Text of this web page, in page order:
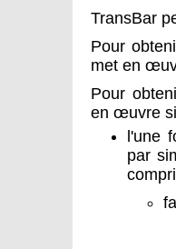
TransBar
Pour
met en
Pour
en œuvre
l'une
par